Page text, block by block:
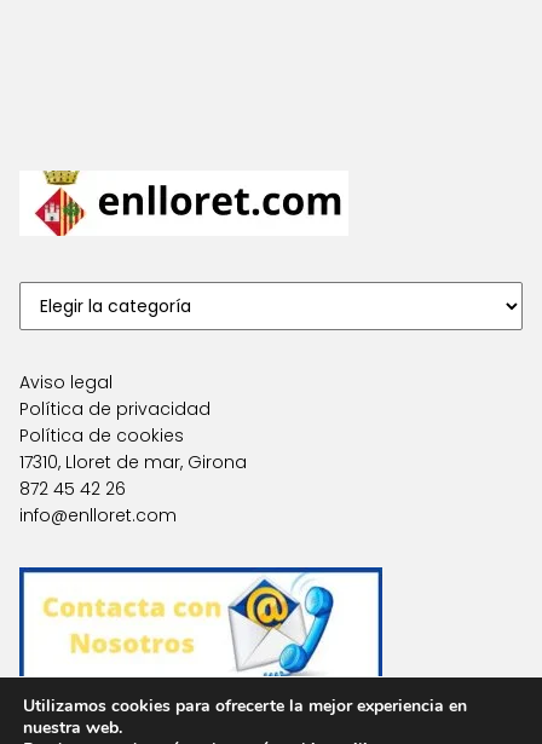
Aviso legal
Política de privacidad
Política de cookies
17310, Lloret de mar, Girona
872 45 42 26
info@enlloret.com
Utilizamos cookies para ofrecerte la mejor experiencia en
nuestra web.